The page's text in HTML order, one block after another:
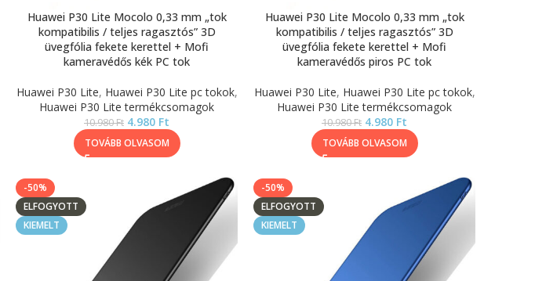
Huawei P30 Lite Mocolo 0,33 mm „tok
kompatibilis / teljes ragasztós” 3D
üvegfólia fekete kerettel + Mofi
kameravédős kék PC tok
Huawei P30 Lite, Huawei P30 Lite pc tokok,
Huawei P30 Lite termékcsomagok
10.980Ft 4.980 Ft
TOVÁBB OLVASOM
Huawei P30 Lite Mocolo 0,33 mm „tok
kompatibilis / teljes ragasztós” 3D
üvegfólia fekete kerettel + Mofi
kameravédős piros PC tok
Huawei P30 Lite, Huawei P30 Lite pc tokok,
Huawei P30 Lite termékcsomagok
10.980Ft 4.980 Ft
TOVÁBB OLVASOM
-50%
ELFOGYOTT
KIEMELT
-50%
ELFOGYOTT
KIEMELT